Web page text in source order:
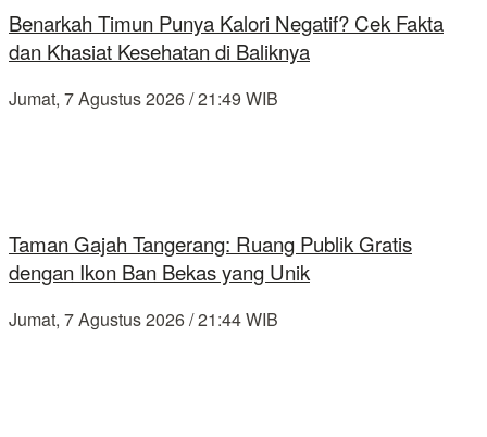
Benarkah Timun Punya Kalori Negatif? Cek Fakta
dan Khasiat Kesehatan di Baliknya
Jumat, 7 Agustus 2026 / 21:49 WIB
Taman Gajah Tangerang: Ruang Publik Gratis
dengan Ikon Ban Bekas yang Unik
Jumat, 7 Agustus 2026 / 21:44 WIB